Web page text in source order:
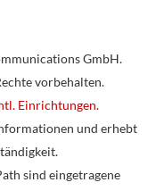
GmbH.
vorbehalten.
Einrichtungen.
und erhebt
sind eingetragene